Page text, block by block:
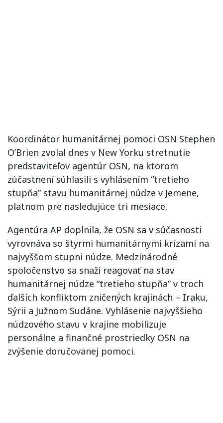
Koordinátor humanitárnej pomoci OSN Stephen
O’Brien zvolal dnes v New Yorku stretnutie
predstaviteľov agentúr OSN, na ktorom
zúčastnení súhlasili s vyhlásením “tretieho
stupňa” stavu humanitárnej núdze v Jemene,
platnom pre nasledujúce tri mesiace.
Agentúra AP doplnila, že OSN sa v súčasnosti
vyrovnáva so štyrmi humanitárnymi krízami na
najvyššom stupni núdze. Medzinárodné
spoločenstvo sa snaží reagovať na stav
humanitárnej núdze “tretieho stupňa” v troch
ďalších konfliktom zničených krajinách – Iraku,
Sýrii a Južnom Sudáne. Vyhlásenie najvyššieho
núdzového stavu v krajine mobilizuje
personálne a finančné prostriedky OSN na
zvýšenie doručovanej pomoci.